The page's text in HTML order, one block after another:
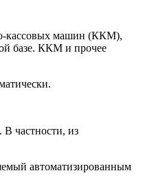
кассовых машин (ККМ),
базе. ККМ и прочее
частности, из
автоматизированным